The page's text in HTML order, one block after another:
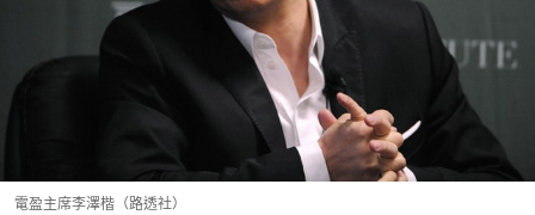
電盈主席李澤楷（路透社）